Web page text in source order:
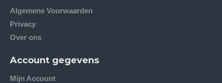
Algemene Voorwaarden
Privacy
Over ons
Account gegevens
Mijn Account